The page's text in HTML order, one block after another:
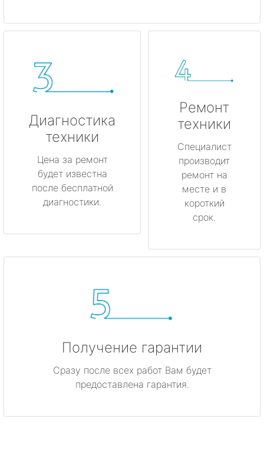
Диагностика
техники
Цена за ремонт
будет известна
после бесплатной
диагностики.
Ремонт
техники
Специалист
производит
ремонт на
месте и в
короткий
срок.
Получение гарантии
Сразу после всех работ Вам будет
предоставлена гарантия.